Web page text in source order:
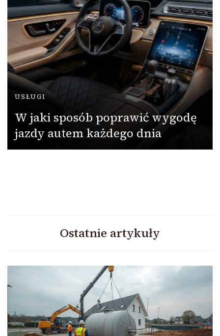
USŁUGI
W jaki sposób poprawić wygodę
jazdy autem każdego dnia
Ostatnie artykuły